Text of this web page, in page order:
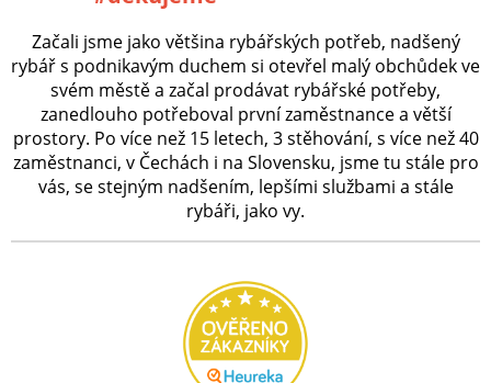
Začali jsme jako většina rybářských potřeb, nadšený
rybář s podnikavým duchem si otevřel malý obchůdek ve
svém městě a začal prodávat rybářské potřeby,
zanedlouho potřeboval první zaměstnance a větší
prostory. Po více než 15 letech, 3 stěhování, s více než 40
zaměstnanci, v Čechách i na Slovensku, jsme tu stále pro
vás, se stejným nadšením, lepšími službami a stále
rybáři, jako vy.